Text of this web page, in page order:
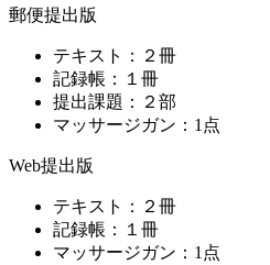
郵便提出版
テキスト：２冊
記録帳：１冊
提出課題：２部
マッサージガン：1点
Web提出版
テキスト：２冊
記録帳：１冊
マッサージガン：1点